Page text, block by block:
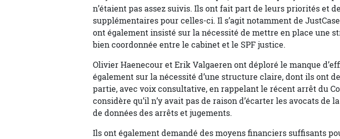
n’étaient pas assez suivis. Ils ont fait part de leurs priorités et
supplémentaires pour celles-ci. Il s’agit notamment de
ont également insisté sur la nécessité de mettre en place une
bien coordonnée entre le cabinet et le SPF justice.
Olivier Haenecour et Erik Valgaeren ont déploré le manque
également sur la nécessité d’une structure claire, dont ils ont
partie, avec voix consultative, en rappelant le récent arrêt du
considère qu’il n’y avait pas de raison d’écarter les avocats de
de données des arrêts et jugements.
Ils ont également demandé des moyens financiers suffisants